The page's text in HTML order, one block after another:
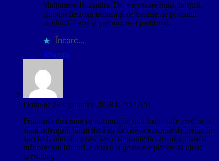
Mulțumesc Ruxandra. Da, e o cazare bună, liniștită,
aproape de zona istorică și de terasele de pe malul
lacului. Găsești și parcare, nu-i problemă.
Încarc...
Răspuns
Dorin pe 29 septembrie 2018 la 9:34 AM
Frumoasă descriere iar informațiile sunt foarte utile,cred că ar
ajuta potențialii turiști dacă ați da câteva exemple de prețuri în
special la anumite terase sau restaurante în care ați consumat
mâncare sau băuturi, e doar o sugestie,e o plăcere să citesc
acest blog.